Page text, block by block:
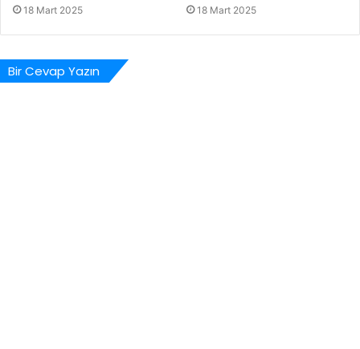
18 Mart 2025 18 Mart 2025
Bir Cevap Yazın